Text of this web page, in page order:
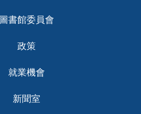
圖書館委員會
政策
就業機會
新聞室